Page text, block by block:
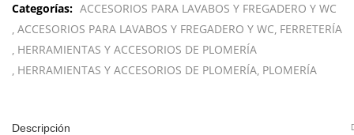
Categorías: ACCESORIOS PARA LAVABOS Y FREGADERO Y WC
ACCESORIOS PARA LAVABOS Y FREGADERO Y WC FERRETERÍA
HERRAMIENTAS Y ACCESORIOS DE PLOMERÍA
HERRAMIENTAS Y ACCESORIOS DE PLOMERÍA PLOMERÍA
Descripción